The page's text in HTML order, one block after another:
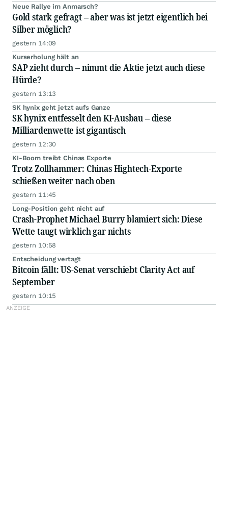
Neue Rallye im Anmarsch?
Gold stark gefragt – aber was ist jetzt eigentlich bei
Silber möglich?
gestern 14:09
Kurserholung hält an
SAP zieht durch – nimmt die Aktie jetzt auch diese
Hürde?
gestern 13:13
SK hynix geht jetzt aufs Ganze
SK hynix entfesselt den KI-Ausbau – diese
Milliardenwette ist gigantisch
gestern 12:30
KI-Boom treibt Chinas Exporte
Trotz Zollhammer: Chinas Hightech-Exporte
schießen weiter nach oben
gestern 11:45
Long-Position geht nicht auf
Crash-Prophet Michael Burry blamiert sich: Diese
Wette taugt wirklich gar nichts
gestern 10:58
Entscheidung vertagt
Bitcoin fällt: US-Senat verschiebt Clarity Act auf
September
gestern 10:15